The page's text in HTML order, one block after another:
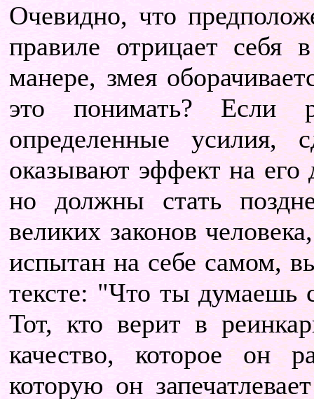
Очевидно, что
правиле отрицает
манере, змея
это понимать? Если
определенные усилия,
оказывают эффект на
но должны стать
великих законов
испытан на себе самом,
тексте: "Что ты думаешь
Тот, кто верит в
качество, которое он
которую он